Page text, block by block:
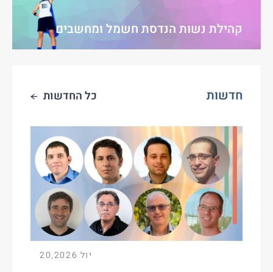
קהילת נשות הנדסת חשמל ומחשבים
חדשות כל החדשות
יול 20,2026